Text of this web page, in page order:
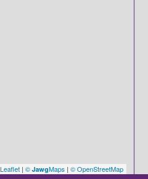
Leaflet | © JawgMaps | © OpenStreetMap